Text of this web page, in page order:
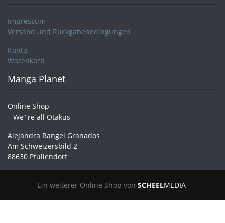
Impressum
Versand und Rückgabebedingungen
Konto
Warenkorb
Manga Planet
Online Shop
– We´re all Otakus –
Alejandra Rangel Granados
Am Schweizersbild 2
88630 Pfullendorf
Ein weiterer Online Shop von SCHEELMEDIA